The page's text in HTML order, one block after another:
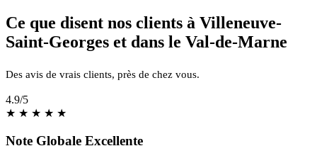
Ce que disent nos clients à Villeneuve-
Saint-Georges et dans le Val-de-Marne
Des avis de vrais clients, près de chez vous.
4.9/5
★ ★ ★ ★ ★
Note Globale Excellente